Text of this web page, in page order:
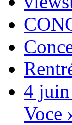
4 juin
Voce